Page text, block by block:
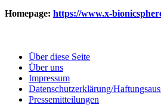
Homepage: https://www.x-
Über diese Seite
Über uns
Impressum
Datenschutzerklärung/
Pressemitteilungen